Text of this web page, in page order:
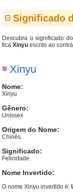
Significado
Descubra o significado
ficaXinyu escrito ao
Xinyu
Nome:
Xinyu
Gênero:
Unissex
Origem do Nome:
Chinês
Significado:
Felicidade.
Nome Invertido:
O nome Xinyu invertido é: